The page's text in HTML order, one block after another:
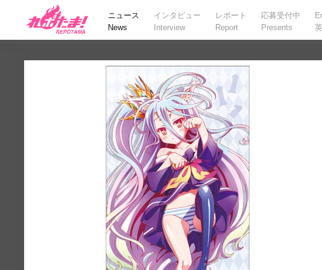
ニュース
News
インタビュー
Interview
レポート
Report
応募受付中
Presents